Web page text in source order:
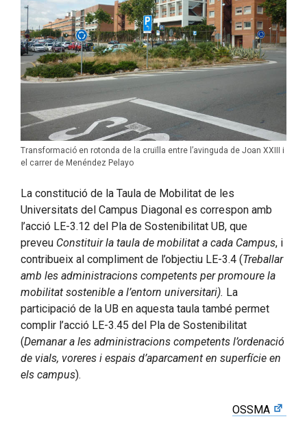
Transformació en rotonda de la cruïlla entre l’avinguda de Joan XXIII i
el carrer de Menéndez Pelayo
La constitució de la Taula de Mobilitat de les
Universitats del Campus Diagonal es correspon amb
l’acció LE-3.12 del Pla de Sostenibilitat UB, que
preveu Constituir la taula de mobilitat a cada Campus, i
contribueix al compliment de l’objectiu LE-3.4 (Treballar
amb les administracions competents per promoure la
mobilitat sostenible a l’entorn universitari). La
participació de la UB en aquesta taula també permet
complir l’acció LE-3.45 del Pla de Sostenibilitat
(Demanar a les administracions competents l’ordenació
de vials, voreres i espais d’aparcament en superfície en
els campus).
OSSMA